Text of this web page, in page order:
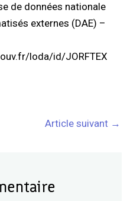
de données nationale
externes (DAE) –
loda/id/JORFTEX
Article suivant →